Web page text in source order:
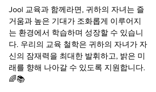
Jool 교육과 함께라면, 귀하의 자녀는 즐
거움과 높은 기대가 조화롭게 이루어지
는 환경에서 학습하며 성장할 수 있습니
다. 우리의 교육 철학은 귀하의 자녀가 자
신의 잠재력을 최대한 발휘하고, 밝은 미
래를 향해 나아갈 수 있도록 지원합니다.
🌈📚